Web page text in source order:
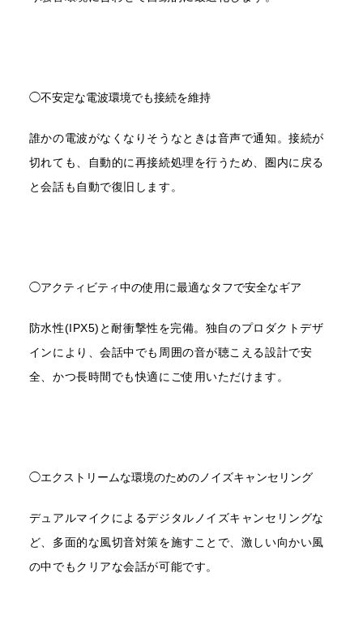
◯不安定な電波環境でも接続を維持
誰かの電波がなくなりそうなときは音声で通知。接続が
切れても、自動的に再接続処理を行うため、圏内に戻る
と会話も自動で復旧します。
◯アクティビティ中の使用に最適なタフで安全なギア
防水性(IPX5)と耐衝撃性を完備。独自のプロダクトデザ
インにより、会話中でも周囲の音が聴こえる設計で安
全、かつ長時間でも快適にご使用いただけます。
◯エクストリームな環境のためのノイズキャンセリング
デュアルマイクによるデジタルノイズキャンセリングな
ど、多面的な風切音対策を施すことで、激しい向かい風
の中でもクリアな会話が可能です。
と、BONXから最新のお知らせやメールマガジンが